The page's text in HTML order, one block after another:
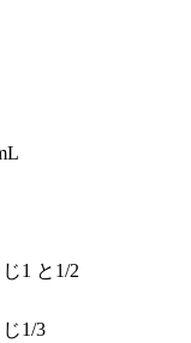
1 と 1/2
1/3